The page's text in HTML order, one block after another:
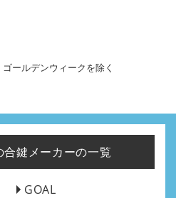
ールデンウィークを除く
鍵メーカーの一覧
GOAL